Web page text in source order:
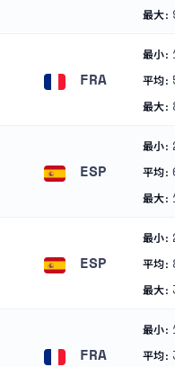
最大:
FRA
最小:
平均:
最大:
ESP
最小:
平均:
最大:
ESP
最小:
平均:
最大:
FRA
最小:
平均: